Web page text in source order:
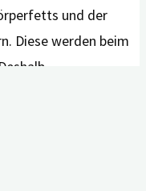
und der
Diese werden beim
darauf, Muster
zu identifizieren
erforschen.